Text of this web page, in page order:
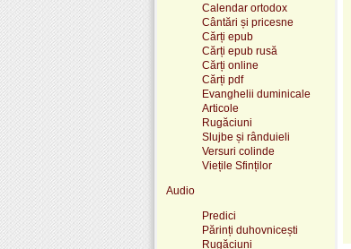
Calendar ortodox
Cântări și pricesne
Cărți epub
Cărți epub rusă
Cărți online
Cărți pdf
Evanghelii duminicale
Articole
Rugăciuni
Slujbe și rânduieli
Versuri colinde
Viețile Sfinților
Audio
Predici
Părinți duhovnicești
Rugăciuni